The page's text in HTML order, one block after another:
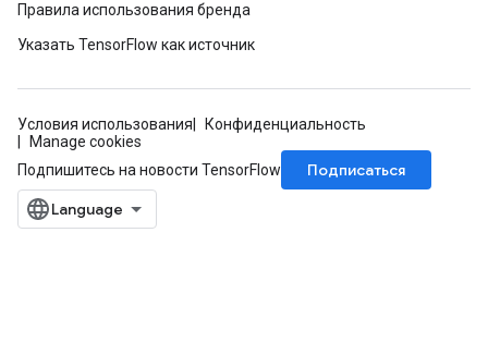
Правила использования бренда
Указать TensorFlow как источник
Условия использования
Конфиденциальность
Manage cookies
Подпишитесь на новости TensorFlow
Подписаться